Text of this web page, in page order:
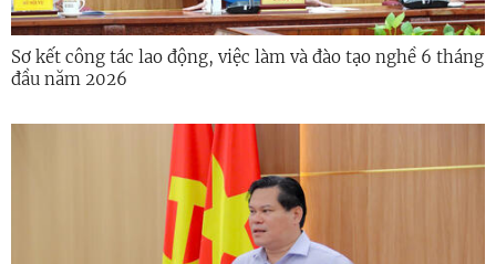
Sơ kết công tác lao động, việc làm và đào tạo nghề 6 tháng
đầu năm 2026